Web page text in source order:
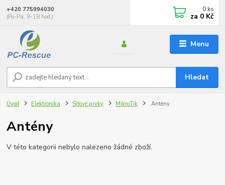
Menu
Hledat
+420 775994030
(Po-Pá, 9-18 hod.)
0 ks
za 0 Kč
Úvod Elektronika Síťové prvky MikroTik Antény
Antény
V této kategorii nebylo nalezeno žádné zboží.